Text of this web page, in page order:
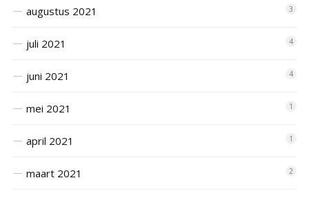
augustus 2021 3
juli 2021 4
juni 2021 4
mei 2021 1
april 2021 1
maart 2021 2